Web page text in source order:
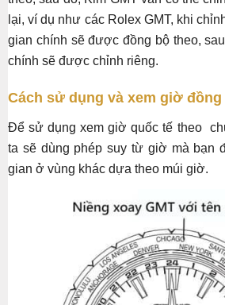
lại, ví dụ như các Rolex GMT, khi
gian chính sẽ được đồng bộ theo,
chính sẽ được chỉnh riêng.
Cách sử dụng và xem giờ
Để sử dụng xem giờ quốc tế theo
ta sẽ dùng phép suy từ giờ mà bạn
gian ở vùng khác dựa theo múi giờ.